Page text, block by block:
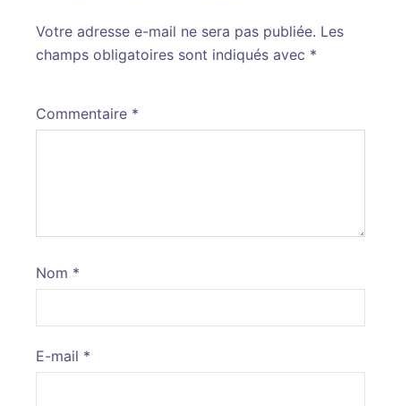
Votre adresse e-mail ne sera pas publiée. Les
champs obligatoires sont indiqués avec *
Commentaire *
Nom *
E-mail *
Alternative: